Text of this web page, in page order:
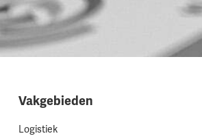
Vakgebieden
Logistiek